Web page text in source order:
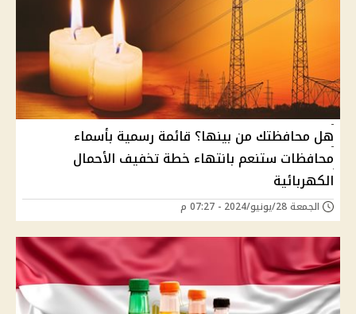
هل محافظتك من بينها؟ قائمة رسمية بأسماء
محافظات ستنعم بانتهاء خطة تخفيف الأحمال
الكهربائية
الجمعة 28/يونيو/2024 - 07:27 م